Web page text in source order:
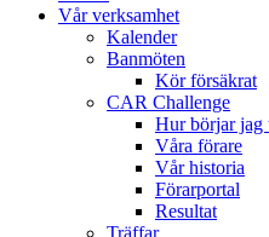
Vår verksamhet
Kalender
Banmöten
Kör försäkrat
CAR Challenge
Hur börjar jag
Våra förare
Vår historia
Förarportal
Resultat
Träffar